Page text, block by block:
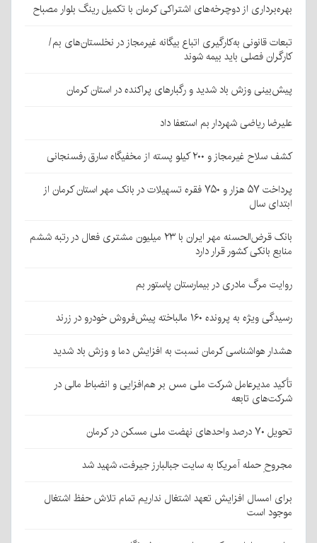
بهره‌برداری از دوچرخه‌های اشتراکی کرمان با تکمیل رینگ بلوار مصباح
تبعات قانونی به‌کارگیری اتباع بیگانه غیرمجاز در نخلستان‌های بم/
کارگران فصلی باید بیمه شوند
پیش‌بینی وزش باد شدید و رگبارهای پراکنده در استان کرمان
علیرضا ریاضی شهردار بم استعفا داد
کشف سلاح غیرمجاز و ۲۰۰ کیلو پسته از مخفیگاه سارق رفسنجانی
پرداخت ۵۷ هزار و ۷۵۰ فقره تسهیلات در بانک مهر استان کرمان از
ابتدای سال
بانک قرض‌الحسنه مهر ایران با ۲۳ میلیون مشتری فعال در رتبه ششم
منابع بانکی کشور قرار دارد
روایت مرگ مادری در بیمارستان پاستور بم
رسیدگی ویژه به پرونده ۱۶۰ مالباخته پیش‌فروش خودرو در زرند
هشدار هواشناسی کرمان نسبت به افزایش دما و وزش باد شدید
تأکید مدیرعامل شرکت ملی مس بر هم‌افزایی و انضباط مالی در
شرکت‌های تابعه
تحویل ۷۰ درصد واحدهای نهضت ملی مسکن در کرمان
مجروحِ حمله آمریکا به سایت جبالبارز جیرفت، شهید شد
برای امسال افزایش تعهد اشتغال نداریم تمام تلاش حفظ اشتغال
موجود است